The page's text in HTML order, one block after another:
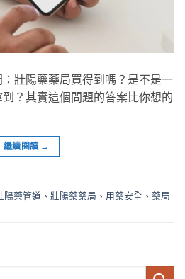
壯陽藥藥局買得到嗎？是不是一
？其實這個問題的答案比你想的
繼續閱讀 →
陽藥管道 、 壯陽藥藥局 、 用藥安全 、 藥局